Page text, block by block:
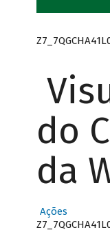
do
da
Ações